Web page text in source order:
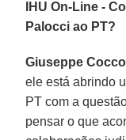
IHU On-Line -
Palocci ao PT?
Giuseppe Cocco
ele está abrindo
PT com a
pensar o que